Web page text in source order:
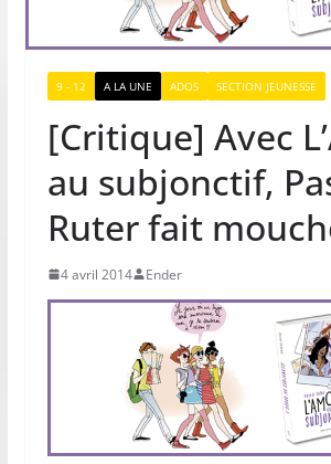
9 - 12 A LA UNE ADOS SECTION JEUNESSE
[Critique] Avec
au subjonctif,
Ruter fait
4 avril 2014 Ender